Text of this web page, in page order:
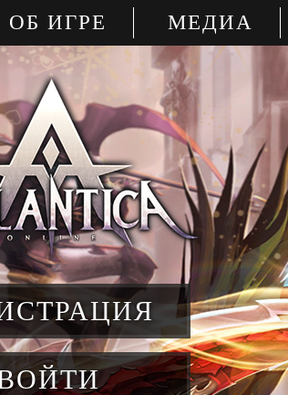
ОБ ИГРЕ МЕДИА